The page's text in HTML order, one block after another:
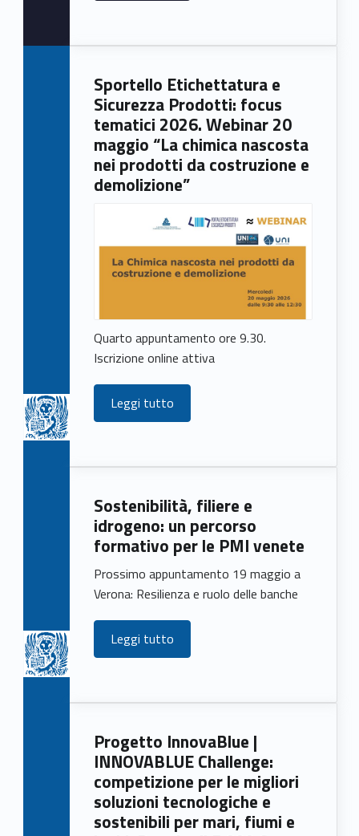
Sportello Etichettatura e
Sicurezza Prodotti: focus
tematici 2026. Webinar 20
maggio “La chimica nascosta
nei prodotti da costruzione e
demolizione”
Quarto appuntamento ore 9.30.
Iscrizione online attiva
Leggi tutto
Sostenibilità, filiere e
idrogeno: un percorso
formativo per le PMI venete
Prossimo appuntamento 19 maggio a
Verona: Resilienza e ruolo delle banche
Leggi tutto
Progetto InnovaBlue |
INNOVABLUE Challenge:
competizione per le migliori
soluzioni tecnologiche e
sostenibili per mari, fiumi e